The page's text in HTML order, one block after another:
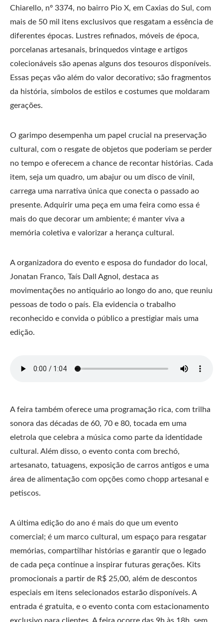
Chiarello, nº 3374, no bairro Pio X, em Caxias do Sul, com
mais de 50 mil itens exclusivos que resgatam a essência de
diferentes épocas. Lustres refinados, móveis de época,
porcelanas artesanais, brinquedos vintage e artigos
colecionáveis são apenas alguns dos tesouros disponíveis.
Essas peças vão além do valor decorativo; são fragmentos
da história, símbolos de estilos e costumes que moldaram
gerações.
O garimpo desempenha um papel crucial na preservação
cultural, com o resgate de objetos que poderiam se perder
no tempo e oferecem a chance de recontar histórias. Cada
item, seja um quadro, um abajur ou um disco de vinil,
carrega uma narrativa única que conecta o passado ao
presente. Adquirir uma peça em uma feira como essa é
mais do que decorar um ambiente; é manter viva a
memória coletiva e valorizar a herança cultural.
A organizadora do evento e esposa do fundador do local,
Jonatan Franco, Taís Dall Agnol, destaca as
movimentações no antiquário ao longo do ano, que reuniu
pessoas de todo o país. Ela evidencia o trabalho
reconhecido e convida o público a prestigiar mais uma
edição.
A feira também oferece uma programação rica, com trilha
sonora das décadas de 60, 70 e 80, tocada em uma
eletrola que celebra a música como parte da identidade
cultural. Além disso, o evento conta com brechó,
artesanato, tatuagens, exposição de carros antigos e uma
área de alimentação com opções como chopp artesanal e
petiscos.
A última edição do ano é mais do que um evento
comercial; é um marco cultural, um espaço para resgatar
memórias, compartilhar histórias e garantir que o legado
de cada peça continue a inspirar futuras gerações. Kits
promocionais a partir de R$ 25,00, além de descontos
especiais em itens selecionados estarão disponíveis. A
entrada é gratuita, e o evento conta com estacionamento